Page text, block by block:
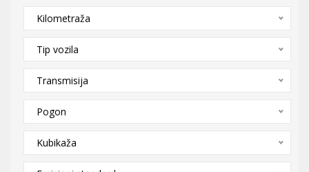
Kilometraža
Tip vozila
Transmisija
Pogon
Kubikaža